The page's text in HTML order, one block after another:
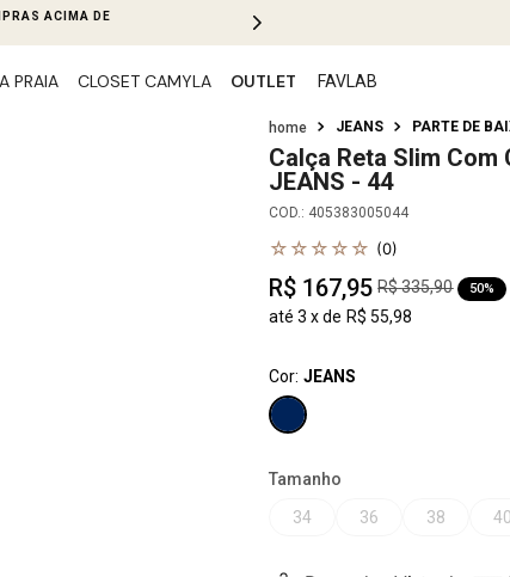
ACIMA DE
PRAIA CLOSET CAMYLA OUTLET FAVLAB
JEANS PARTE DE
Calça Reta Slim Com
JEANS - 44
COD.: 405383005044
☆ ☆ ☆ ☆ ☆ (0)
R$ 167,95 R$335,90 50%
até 3 x de R$ 55,98
Cor: JEANS
Tamanho
34
36 38 40